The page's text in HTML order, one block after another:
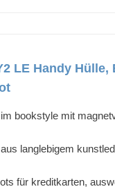
LE Handy
bookstyle mit
langlebigem
für kreditkarten,